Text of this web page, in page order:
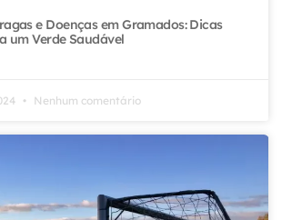
e Doenças em Gramados: Dicas
um Verde Saudável
Nenhum comentário